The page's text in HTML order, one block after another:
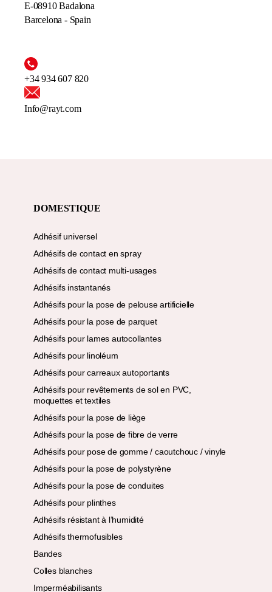
E-08910 Badalona
Barcelona - Spain
+34 934 607 820
Info@rayt.com
DOMESTIQUE
Adhésif universel
Adhésifs de contact en spray
Adhésifs de contact multi-usages
Adhésifs instantanés
Adhésifs pour la pose de pelouse artificielle
Adhésifs pour la pose de parquet
Adhésifs pour lames autocollantes
Adhésifs pour linoléum
Adhésifs pour carreaux autoportants
Adhésifs pour revêtements de sol en PVC,
moquettes et textiles
Adhésifs pour la pose de liège
Adhésifs pour la pose de fibre de verre
Adhésifs pour pose de gomme / caoutchouc / vinyle
Adhésifs pour la pose de polystyrène
Adhésifs pour la pose de conduites
Adhésifs pour plinthes
Adhésifs résistant à l’humidité
Adhésifs thermofusibles
Bandes
Colles blanches
Imperméabilisants